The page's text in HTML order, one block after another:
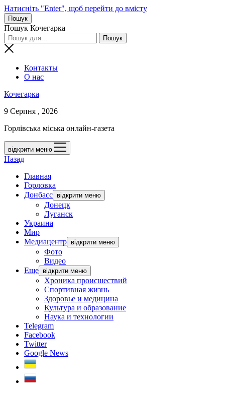
Натисніть "Enter", щоб перейти до вмісту
Пошук
Пошук Кочегарка
Контакты
О нас
Кочегарка
9 Серпня , 2026
Горлівська міська онлайн-газета
відкрити меню
Назад
Главная
Горловка
Донбасс відкрити меню
Донецк
Луганск
Украина
Мир
Медиацентр відкрити меню
Фото
Видео
Еще відкрити меню
Хроника происшествий
Спортивная жизнь
Здоровье и медицина
Культура и образование
Наука и технологии
Telegram
Facebook
Twitter
Google News